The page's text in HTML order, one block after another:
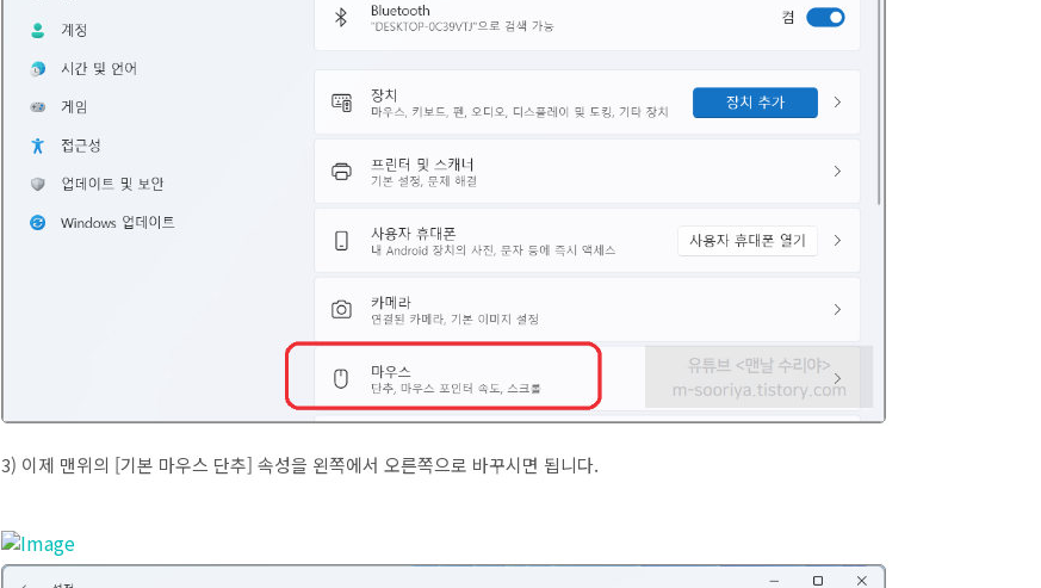
3) 이제 맨위의 [기본 마우스 단추] 속성을 왼쪽에서 오른쪽으로 바꾸시면 됩니다.